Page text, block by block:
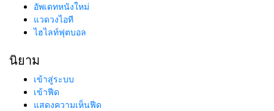
อัพเดทหนังใหม่
แวดวงไอที
ไฮไลท์ฟุตบอล
นิยาม
เข้าสู่ระบบ
เข้าฟีด
แสดงความเห็นฟีด